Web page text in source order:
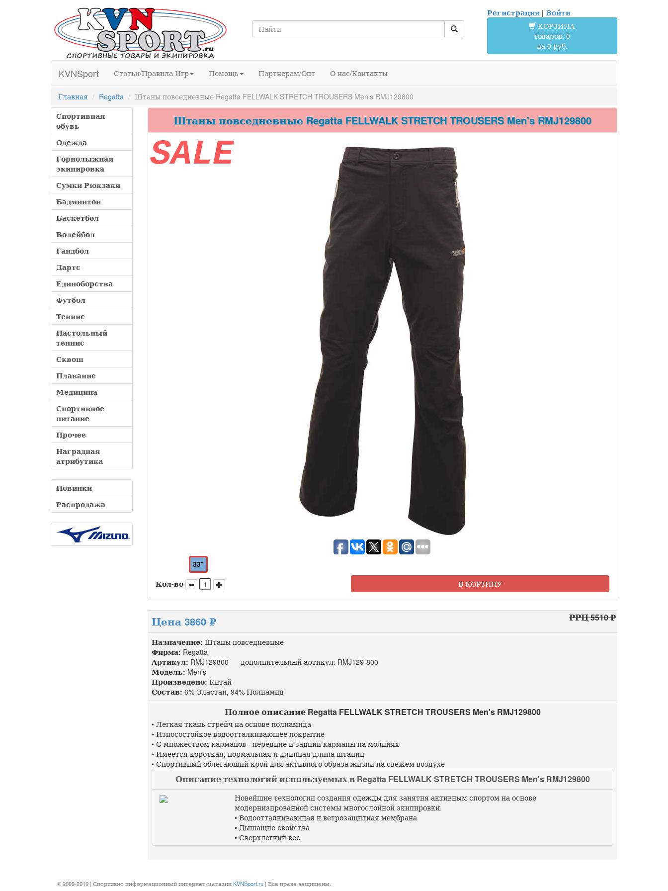
Регистрация| Войти
КОРЗИНА
товаров: 0
на 0 руб.
KVNSport Статьи/Правила Игр Помощь Партнерам/Опт О нас/Контакты
Главная Regatta
Штаны повседневные Regatta FELLWALK STRETCH TROUSERS Men's RMJ129800
Спортивная
обувь
Одежда
Горнолыжная
экипировка
Сумки Рюкзаки
Бадминтон
Баскетбол
Волейбол
Гандбол
Дартс
Единоборства
Футбол
Теннис
Настольный
теннис
Сквош
Плавание
Медицина
Спортивное
питание
Прочее
Наградная
атрибутика
Новинки
Распродажа
Штаны повседневные Regatta FELLWALK STRETCH TROUSERS Men's RMJ129800
SALE
33″
Кол-во
В КОРЗИНУ
Цена 3860 ₽ РРЦ 5510 ₽
Назначение: Штаны повседневные
Фирма: Regatta
Артикул: RMJ129800 дополнительный артикул: RMJ129-800
Модель: Men's
Произведено: Китай
Состав: 6% Эластан, 94% Полиамид
Полное описание Regatta FELLWALK STRETCH TROUSERS Men's RMJ129800
• Легкая ткань стрейч на основе полиамида
• Износостойкое водоотталкивающее покрытие
• С множеством карманов - передние и заднии карманы на молниях
• Имеется короткая, нормальная и длинная длина штанин
• Спортивный облегающий крой для активного образа жизни на свежем воздухе
Описание технологий используемых в Regatta FELLWALK STRETCH TROUSERS Men's RMJ129800
Новейшие технологии создания одежды для занятия активным спортом на основе
модернизированной системы многослойной экипировки.
• Водоотталкивающая и ветрозащитная мембрана
• Дышащие свойства
• Сверхлегкий вес
© 2009-2019 | Спортивно информационный интернет-магазин KVNSport.ru| Все права защищены.